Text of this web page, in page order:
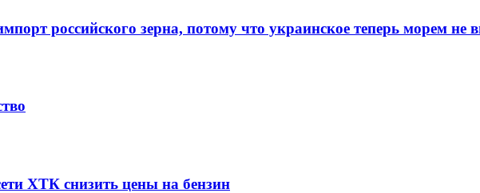
российского зерна, потому что украинское теперь морем не
ХТК снизить цены на бензин